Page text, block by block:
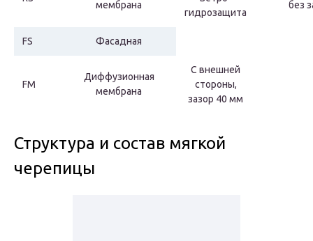
мембрана
гидрозащита
без
FS Фасадная
FM
Диффузионная
мембрана
С внешней
стороны,
зазор 40 мм
Структура и состав мягкой
черепицы